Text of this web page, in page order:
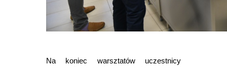
Na koniec warsztatów uczestnicy